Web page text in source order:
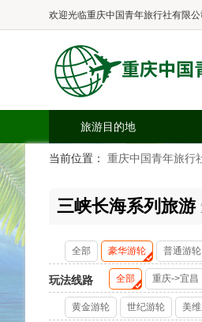
欢迎光临重庆中国青年旅行社有限
旅游目的地
当前位置： 重庆中国青年旅行
三峡长海系列旅游
全部 豪华游轮 普通游轮
玩法线路 全部 重庆->宜昌
黄金游轮 世纪游轮 美维